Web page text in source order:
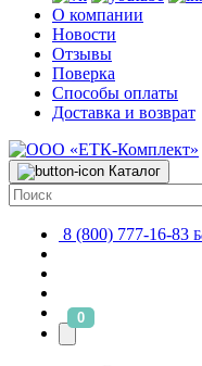
О компании
Новости
Отзывы
Поверка
Способы оплаты
Доставка и возврат
Каталог
8 (800) 777-16-83
0